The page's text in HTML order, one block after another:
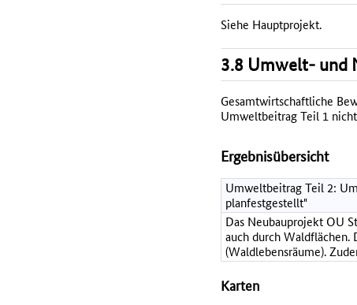
Siehe Hauptprojekt.
3.8 Umwelt- und
Gesamtwirtschaftliche
Umweltbeitrag Teil 1
Ergebnisübersicht
Umweltbeitrag Teil 2:
planfestgestellt"
Das Neubauprojekt OU
auch durch Waldflächen.
(Waldlebensräume).
Karten